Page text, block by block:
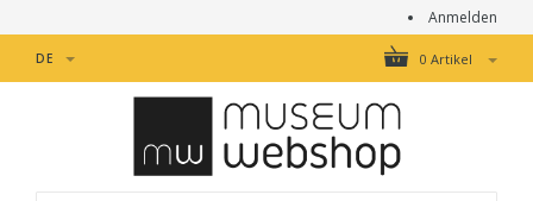
Anmelden
0 Artikel
DE